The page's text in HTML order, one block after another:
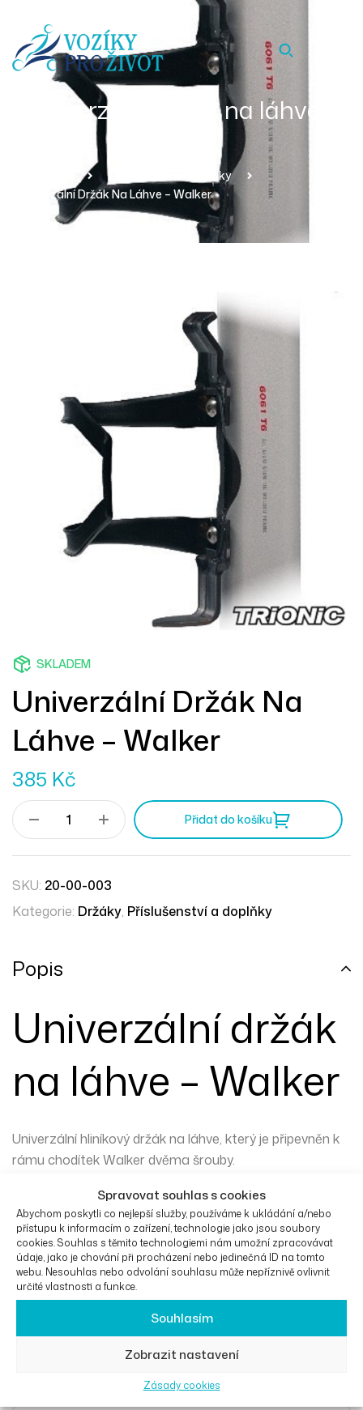
Spravovat souhlas s cookies
Abychom poskytli co nejlepší služby, používáme k ukládání a/nebo
přístupu k informacím o zařízení, technologie jako jsou soubory
cookies. Souhlas s těmito technologiemi nám umožní zpracovávat
údaje, jako je chování při procházení nebo jedinečná ID na tomto
webu. Nesouhlas nebo odvolání souhlasu může nepříznivě ovlivnit
určité vlastnosti a funkce.
Souhlasím
Zobrazit nastavení
Zásady cookies
Univerzální držák na láhve –
Držáky
Univerzální Držák Na Láhve – Walker
SKLADEM
Univerzální Držák Na
Láhve – Walker
385 Kč
Přidat do košíku
SKU: 20-00-003
Kategorie: Držáky, Příslušenství a doplňky
Popis
Univerzální držák
na láhve – Walker
Univerzální hliníkový držák na láhve, který je připevněn k
rámu chodítek Walker dvěma šrouby.
Další informace
Podobné produkty